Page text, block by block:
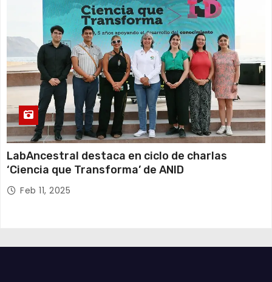
LabAncestral destaca en ciclo de charlas
‘Ciencia que Transforma’ de ANID
Feb 11, 2025